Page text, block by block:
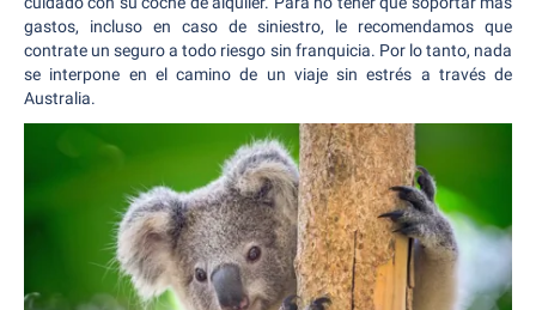
gastos, incluso en caso de siniestro, le recomendamos que
contrate un seguro a todo riesgo sin franquicia. Por lo tanto, nada
se interpone en el camino de un viaje sin estrés a través de
Australia.